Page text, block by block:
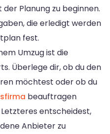
Planung zu beginnen.
die erledigt werden
fest.
Umzug ist die
Überlege dir, ob du den
möchtest oder ob du
beauftragen
entscheidest,
Anbieter zu